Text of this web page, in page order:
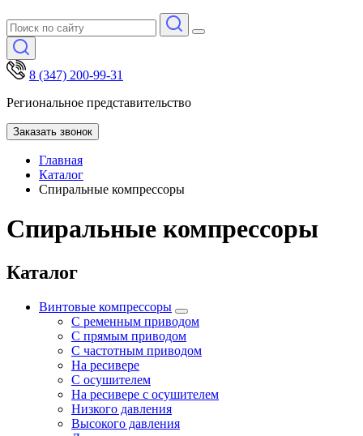
8 (347) 200-99-31
Региональное представительство
Заказать звонок
Главная
Каталог
Спиральные компрессоры
Спиральные компрессоры
Каталог
Винтовые компрессоры
С ременным приводом
С прямым приводом
С частотным приводом
На ресивере
С осушителем
На ресивере с осушителем
Низкого давления
Высокого давления